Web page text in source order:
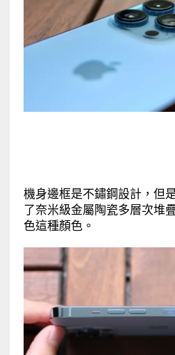
機身邊框是不鏽鋼設計，但
了奈米級金屬陶瓷多層次堆
色這種顏色。